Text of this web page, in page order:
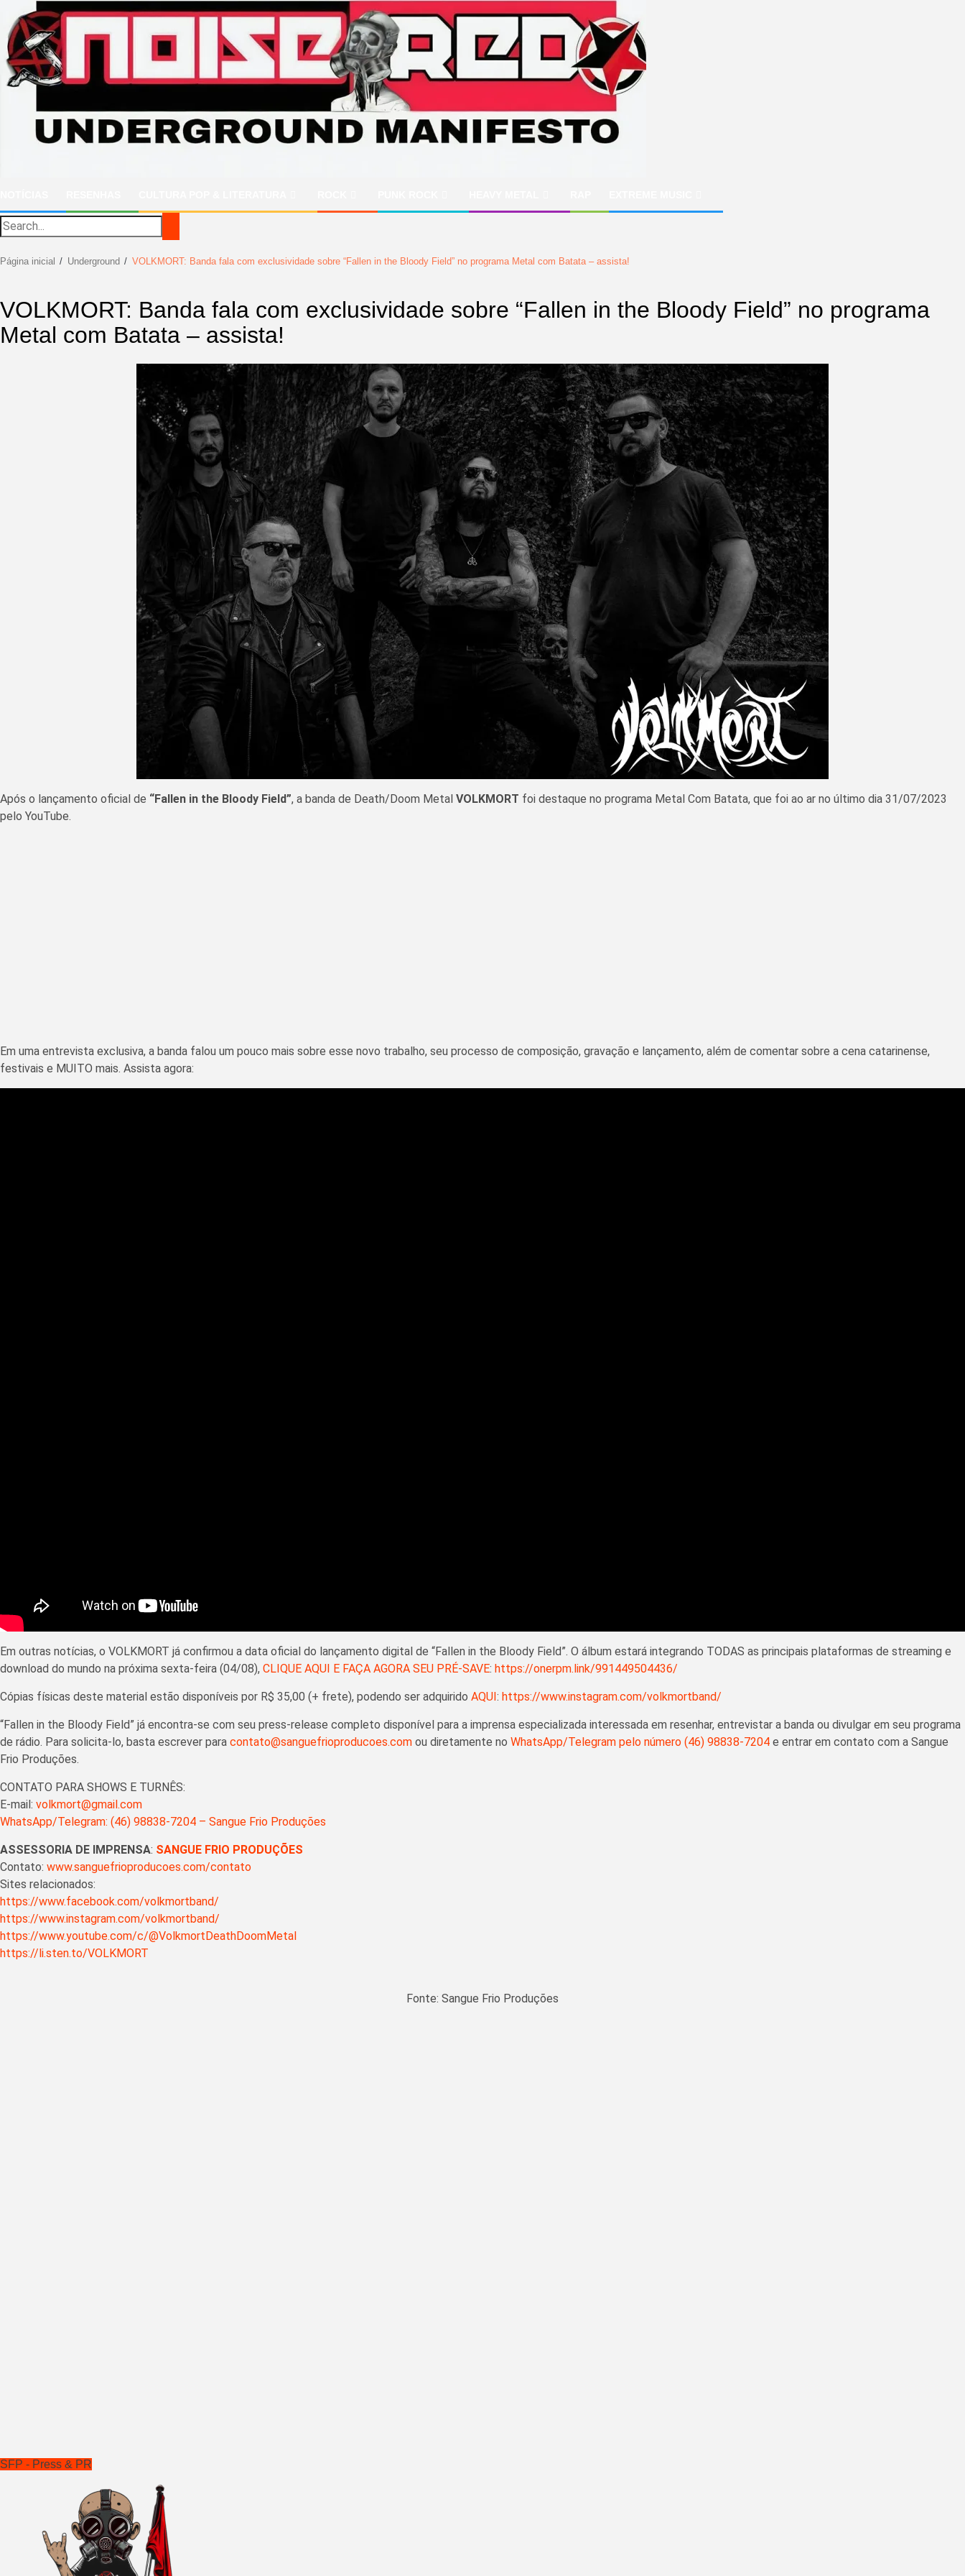
para
conteúdo
Página inicial Underground VOLKMORT: Banda fala com exclusividade sobre “Fallen in the Bloody Field” no programa Metal com Batata – assista!
VOLKMORT: Banda fala com exclusividade sobre “Fallen in the Bloody Field” no programa
Metal com Batata – assista!
Após o lançamento oficial de “Fallen in the Bloody Field”, a banda de Death/Doom Metal VOLKMORT foi destaque no programa Metal Com Batata, que foi ao ar no último dia 31/07/2023
pelo YouTube.
Em uma entrevista exclusiva, a banda falou um pouco mais sobre esse novo trabalho, seu processo de composição, gravação e lançamento, além de comentar sobre a cena catarinense,
festivais e MUITO mais. Assista agora:
Em outras notícias, o VOLKMORT já confirmou a data oficial do lançamento digital de “Fallen in the Bloody Field”. O álbum estará integrando TODAS as principais plataformas de streaming e
download do mundo na próxima sexta-feira (04/08), CLIQUE AQUI E FAÇA AGORA SEU PRÉ-SAVE: https://onerpm.link/991449504436/
Cópias físicas deste material estão disponíveis por R$ 35,00 (+ frete), podendo ser adquirido AQUI: https://www.instagram.com/volkmortband/
“Fallen in the Bloody Field” já encontra-se com seu press-release completo disponível para a imprensa especializada interessada em resenhar, entrevistar a banda ou divulgar em seu programa
de rádio. Para solicita-lo, basta escrever para contato@sanguefrioproducoes.com ou diretamente no WhatsApp/Telegram pelo número (46) 98838-7204 e entrar em contato com a Sangue
Frio Produções.
CONTATO PARA SHOWS E TURNÊS:
E-mail: volkmort@gmail.com
WhatsApp/Telegram: (46) 98838-7204 – Sangue Frio Produções
ASSESSORIA DE IMPRENSA: SANGUE FRIO PRODUÇÕES
Contato: www.sanguefrioproducoes.com/contato
Sites relacionados:
https://www.facebook.com/volkmortband/
https://www.instagram.com/volkmortband/
https://www.youtube.com/c/@VolkmortDeathDoomMetal
https://li.sten.to/VOLKMORT
Fonte: Sangue Frio Produções
SFP - Press & PR